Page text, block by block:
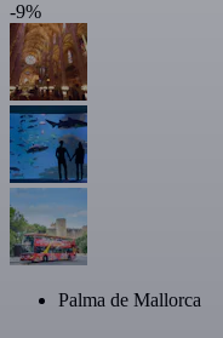
-9%
Palma de Mallorca